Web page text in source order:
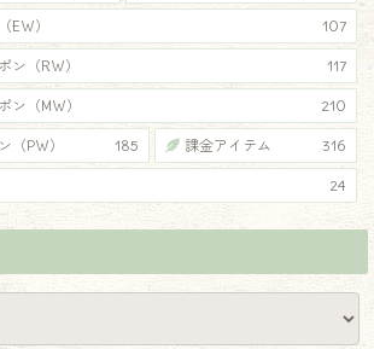
EW） 107
ン（RW） 117
ン（MW） 210
（PW） 185 課金アイテム 316
24